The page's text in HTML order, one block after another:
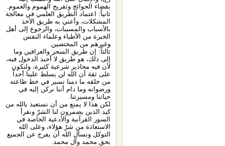
بقضاء الحوائج وتفريج الهموم والغموم.
ثانياً: اعتماد الطريق العلمي في معالجة
المشكلات، وأعني به طريق الأخذ
بالأسباب والمسببات، والرجوع إلى أهل
الخبرة من الأطباء وعلماء النفس
وغيرهم من المختصين.
ثالثاً: إن طريق السحر والعرافين وما
إلى ذلك، هو طريق لا أحبذ الدخول فيه،
لأن فيه محاذير شرعية كثيرة، ولنكون
على ثقة أن الله لن يسلط علينا أحداً
من خلقه ما دمنا نسير في خط طاعته
ورضوانه وما دام أننا نركن إليه في
حياتنا ومسيرتنا.
لكن هذا لا يمنع من أن نستعيذ بالله من
كيد الذين يضمرون لنا الشرّ ونقرأ
السور القرآنية والأدعية الخاصة في
الاستعاذة من شرّ هؤلاء، وعلى الله
التوكل ونسأل الله أن يفرج عن الجميع
بحق محمد وآل محمد.